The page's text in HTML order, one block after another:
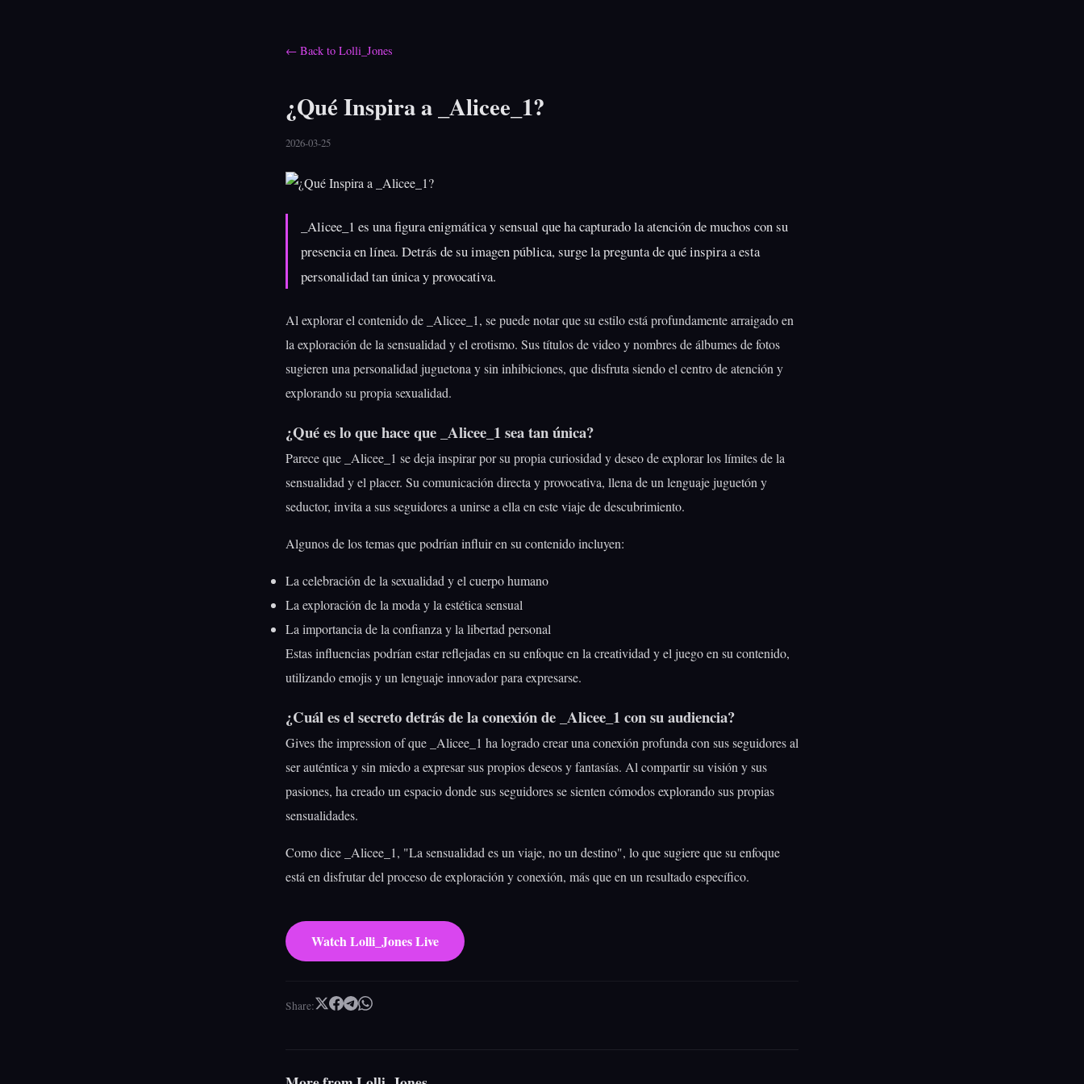
← Back to Lolli_Jones
¿Qué Inspira a _Alicee_1?
2026-03-25
_Alicee_1 es una figura enigmática y sensual que ha capturado la atención de muchos con su
presencia en línea. Detrás de su imagen pública, surge la pregunta de qué inspira a esta
personalidad tan única y provocativa.
Al explorar el contenido de _Alicee_1, se puede notar que su estilo está profundamente arraigado en
la exploración de la sensualidad y el erotismo. Sus títulos de video y nombres de álbumes de fotos
sugieren una personalidad juguetona y sin inhibiciones, que disfruta siendo el centro de atención y
explorando su propia sexualidad.
¿Qué es lo que hace que _Alicee_1 sea tan única?
Parece que _Alicee_1 se deja inspirar por su propia curiosidad y deseo de explorar los límites de la
sensualidad y el placer. Su comunicación directa y provocativa, llena de un lenguaje juguetón y
seductor, invita a sus seguidores a unirse a ella en este viaje de descubrimiento.
Algunos de los temas que podrían influir en su contenido incluyen:
La celebración de la sexualidad y el cuerpo humano
La exploración de la moda y la estética sensual
La importancia de la confianza y la libertad personal
Estas influencias podrían estar reflejadas en su enfoque en la creatividad y el juego en su contenido,
utilizando emojis y un lenguaje innovador para expresarse.
¿Cuál es el secreto detrás de la conexión de _Alicee_1 con su audiencia?
Gives the impression of que _Alicee_1 ha logrado crear una conexión profunda con sus seguidores al
ser auténtica y sin miedo a expresar sus propios deseos y fantasías. Al compartir su visión y sus
pasiones, ha creado un espacio donde sus seguidores se sienten cómodos explorando sus propias
sensualidades.
Como dice _Alicee_1, "La sensualidad es un viaje, no un destino", lo que sugiere que su enfoque
está en disfrutar del proceso de exploración y conexión, más que en un resultado específico.
Watch Lolli_Jones Live
Share: